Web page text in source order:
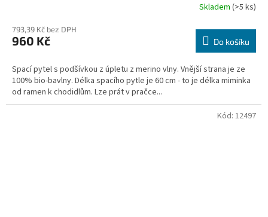
produktu
je
z
5
hvězdiček.
Skladem(>5 ks)
793,39 Kč bez DPH
960 Kč Do košíku
Spací pytel s podšívkou z úpletu z merino vlny. Vnější strana je ze
100% bio-bavlny. Délka spacího pytle je 60 cm - to je délka miminka
od ramen k chodidlům. Lze prát v pračce...
Kód: 12497